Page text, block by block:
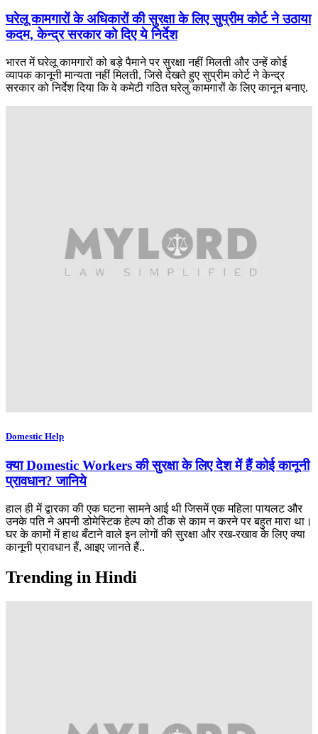
घरेलू कामगारों के अधिकारों की सुरक्षा के लिए सुप्रीम कोर्ट ने उठाया
कदम, केन्द्र सरकार को दिए ये निर्देश
भारत में घरेलू कामगारों को बड़े पैमाने पर सुरक्षा नहीं मिलती और उन्हें कोई
व्यापक कानूनी मान्यता नहीं मिलती, जिसे देखते हुए सुप्रीम कोर्ट ने केन्द्र
सरकार को निर्देश दिया कि वे कमेटी गठित घरेलु कामगारों के लिए कानून बनाए.
Domestic Help
क्या Domestic Workers की सुरक्षा के लिए देश में हैं कोई कानूनी
प्रावधान? जानिये
हाल ही में द्वारका की एक घटना सामने आई थी जिसमें एक महिला पायलट और
उनके पति ने अपनी डोमेस्टिक हेल्प को ठीक से काम न करने पर बहुत मारा था।
घर के कामों में हाथ बँटाने वाले इन लोगों की सुरक्षा और रख-रखाव के लिए क्या
कानूनी प्रावधान हैं, आइए जानते हैं..
Trending in Hindi